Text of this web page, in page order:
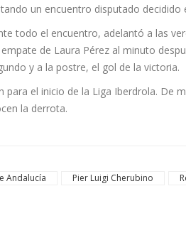
un encuentro disputado decidido
todo el encuentro, adelantó a las
de Laura Pérez al minuto
y a la postre, el gol de la victoria.
para el inicio de la Liga Iberdrola. De
la derrota.
Andalucía Pier Luigi Cherubino